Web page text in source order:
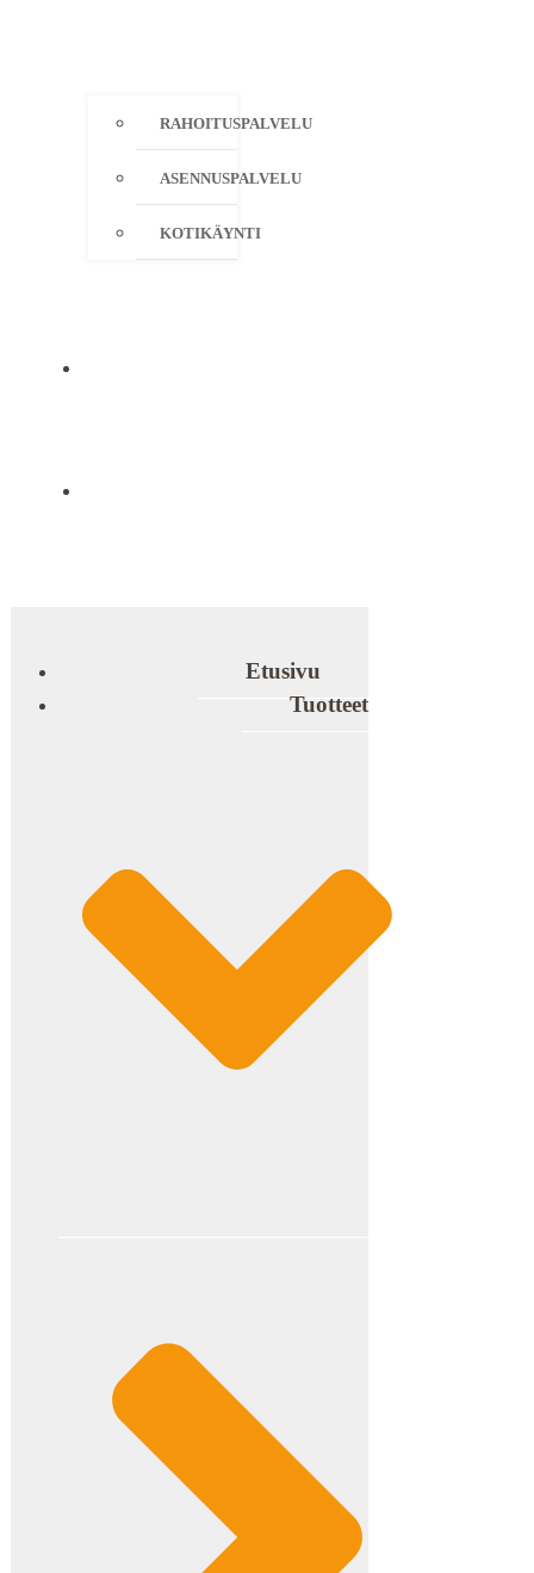
RAHOITUSPALVELU
ASENNUSPALVELU
KOTIKÄYNTI
Etusivu
Tuotteet